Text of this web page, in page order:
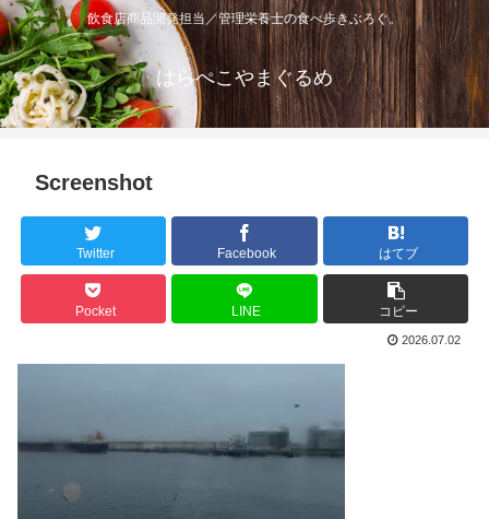
飲食店商品開発担当／管理栄養士の食べ歩きぶろぐ。
はらぺこやまぐるめ
Screenshot
Twitter Facebook はてブ
Pocket LINE コピー
2026.07.02